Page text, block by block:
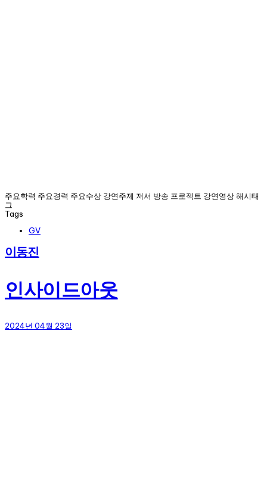
주요학력 주요경력 주요수상 강연주제 저서 방송 프로젝트 강연영상 해시태
그
Tags
GV
이동진
인사이드아웃
2024년 04월 23일